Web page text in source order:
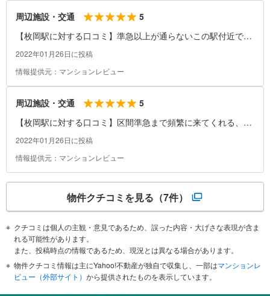
周辺施設・交通
5
【枚岡駅に対する口コミ】準急以上が通らないこの駅付近でも
準急又は、急行ぐらいまで通るようになれば、駅は賑やかにな
2022年01月26日に投稿
情報提供元：マンションレビュー
周辺施設・交通
5
【枚岡駅に対する口コミ】区間準急まで頻繁に来てくれる、駅
は山付近に近くハイキングコースに約2分ほどで着くため、遠
舎にしては、駅のホームは広く大勢で入ったとしても混むこと
はないと思われる
2022年01月26日に投稿
情報提供元：マンションレビュー
物件クチコミを見る （7件）
クチコミは個人の主観・意見であるため、誤った内容・大げさな表現が含ま
れる可能性があります。
また、投稿時点の情報であるため、現況とは異なる場合があります。
物件クチコミ情報は主にYahoo!不動産が独自で収集し、一部はマンションレ
ビュー（外部サイト） から提供されたものを表示しています。